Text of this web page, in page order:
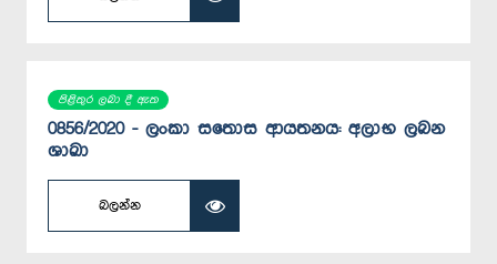
පිළිතුර ලබා දී ඇත
0856/2020 - ලංකා සතොස ආයතනය: අලාභ ලබන
ශාඛා
බලන්න